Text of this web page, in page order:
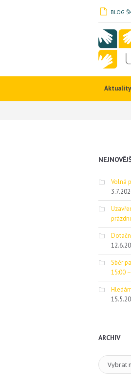
BLOG
Aktuality
Volná
Sběr
15:00
ARCHIV
Archiv